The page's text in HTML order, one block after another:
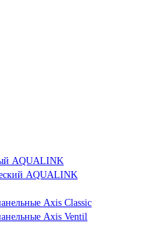
AQUALINK
AQUALINK
Axis Classic
Axis Ventil